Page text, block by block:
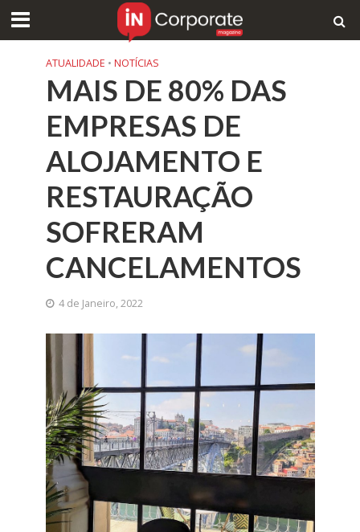
ATUALIDADE • NOTÍCIAS
MAIS DE 80% DAS
EMPRESAS DE
ALOJAMENTO E
RESTAURAÇÃO
SOFRERAM
CANCELAMENTOS
4 de Janeiro, 2022